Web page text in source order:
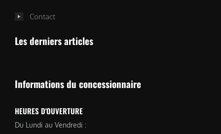
Contact
Les derniers articles
Informations du concessionnaire
HEURES D'OUVERTURE
Du Lundi au Vendredi :